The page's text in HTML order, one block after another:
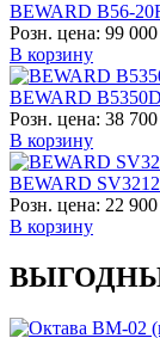
BEWARD B56-
Розн. цена: 99
В корзину
BEWARD
Розн. цена: 38
В корзину
BEWARD
Розн. цена: 22
В корзину